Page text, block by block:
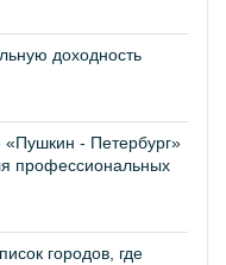
доходность
- Петербург»
профессиональных
городов, где